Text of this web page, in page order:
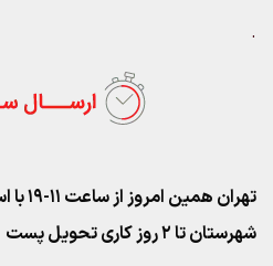
.
تهران همین امروز از ساعت ۱۱-۱۹ با اسنپ
شهرستان تا 2 روز کاری تحویل پست